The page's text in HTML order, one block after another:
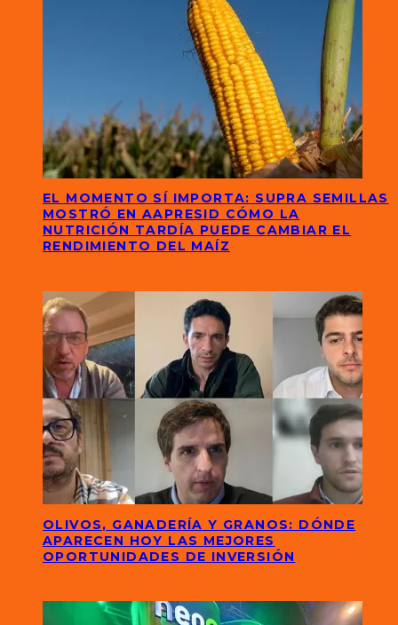
EL MOMENTO SÍ IMPORTA: SUPRA SEMILLAS
MOSTRÓ EN AAPRESID CÓMO LA
NUTRICIÓN TARDÍA PUEDE CAMBIAR EL
RENDIMIENTO DEL MAÍZ
OLIVOS, GANADERÍA Y GRANOS: DÓNDE
APARECEN HOY LAS MEJORES
OPORTUNIDADES DE INVERSIÓN